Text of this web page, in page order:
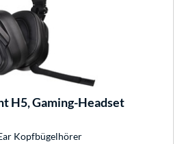
H5, Gaming-Headset
Kopfbügelhörer